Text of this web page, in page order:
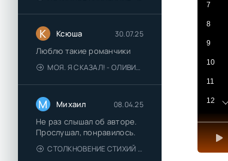
К Ксюша 30.07.25
Люблю такие романчики
МОЯ. Я СКАЗАЛ! - ОЛИВИЯ ЛЕЙК
М Михаил 08.04.25
Не раз слышал об авторе.
Прослушал, понравилось.
СТОЛКНОВЕНИЕ СТИХИЙ - ВАЛЕРИЙ ГУМИНСКИЙ
7
8
9
10
11
12
13